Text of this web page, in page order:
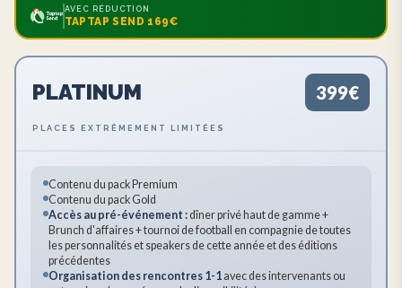
AVEC RÉDUCTION
TAPTAP SEND 169€
PLATINUM 399€
PLACES EXTRÊMEMENT LIMITÉES
Contenu du pack Premium
Contenu du pack Gold
Accès au pré-événement :dîner privé haut de gamme +
Brunch d'affaires + tournoi de football en compagnie de toutes
les personnalités et speakers de cette année et des éditions
précédentes
Organisation des rencontres 1-1 avec des intervenants ou